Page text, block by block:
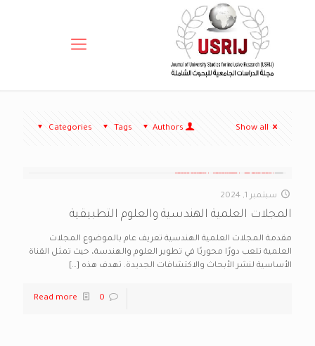
Categories Tags Authors Show all
سبتمبر 1, 2024
المجلات العلمية الهندسية والعلوم التطبيقية
مقدمة المجلات العلمية الهندسية تعريف عام بالموضوع المجلات
العلمية تلعب دورًا محوريًا في تطوير العلوم والهندسة، حيث تمثل القناة
الأساسية لنشر الأبحاث والاكتشافات الجديدة. تهدف هذه […]
0
Read more